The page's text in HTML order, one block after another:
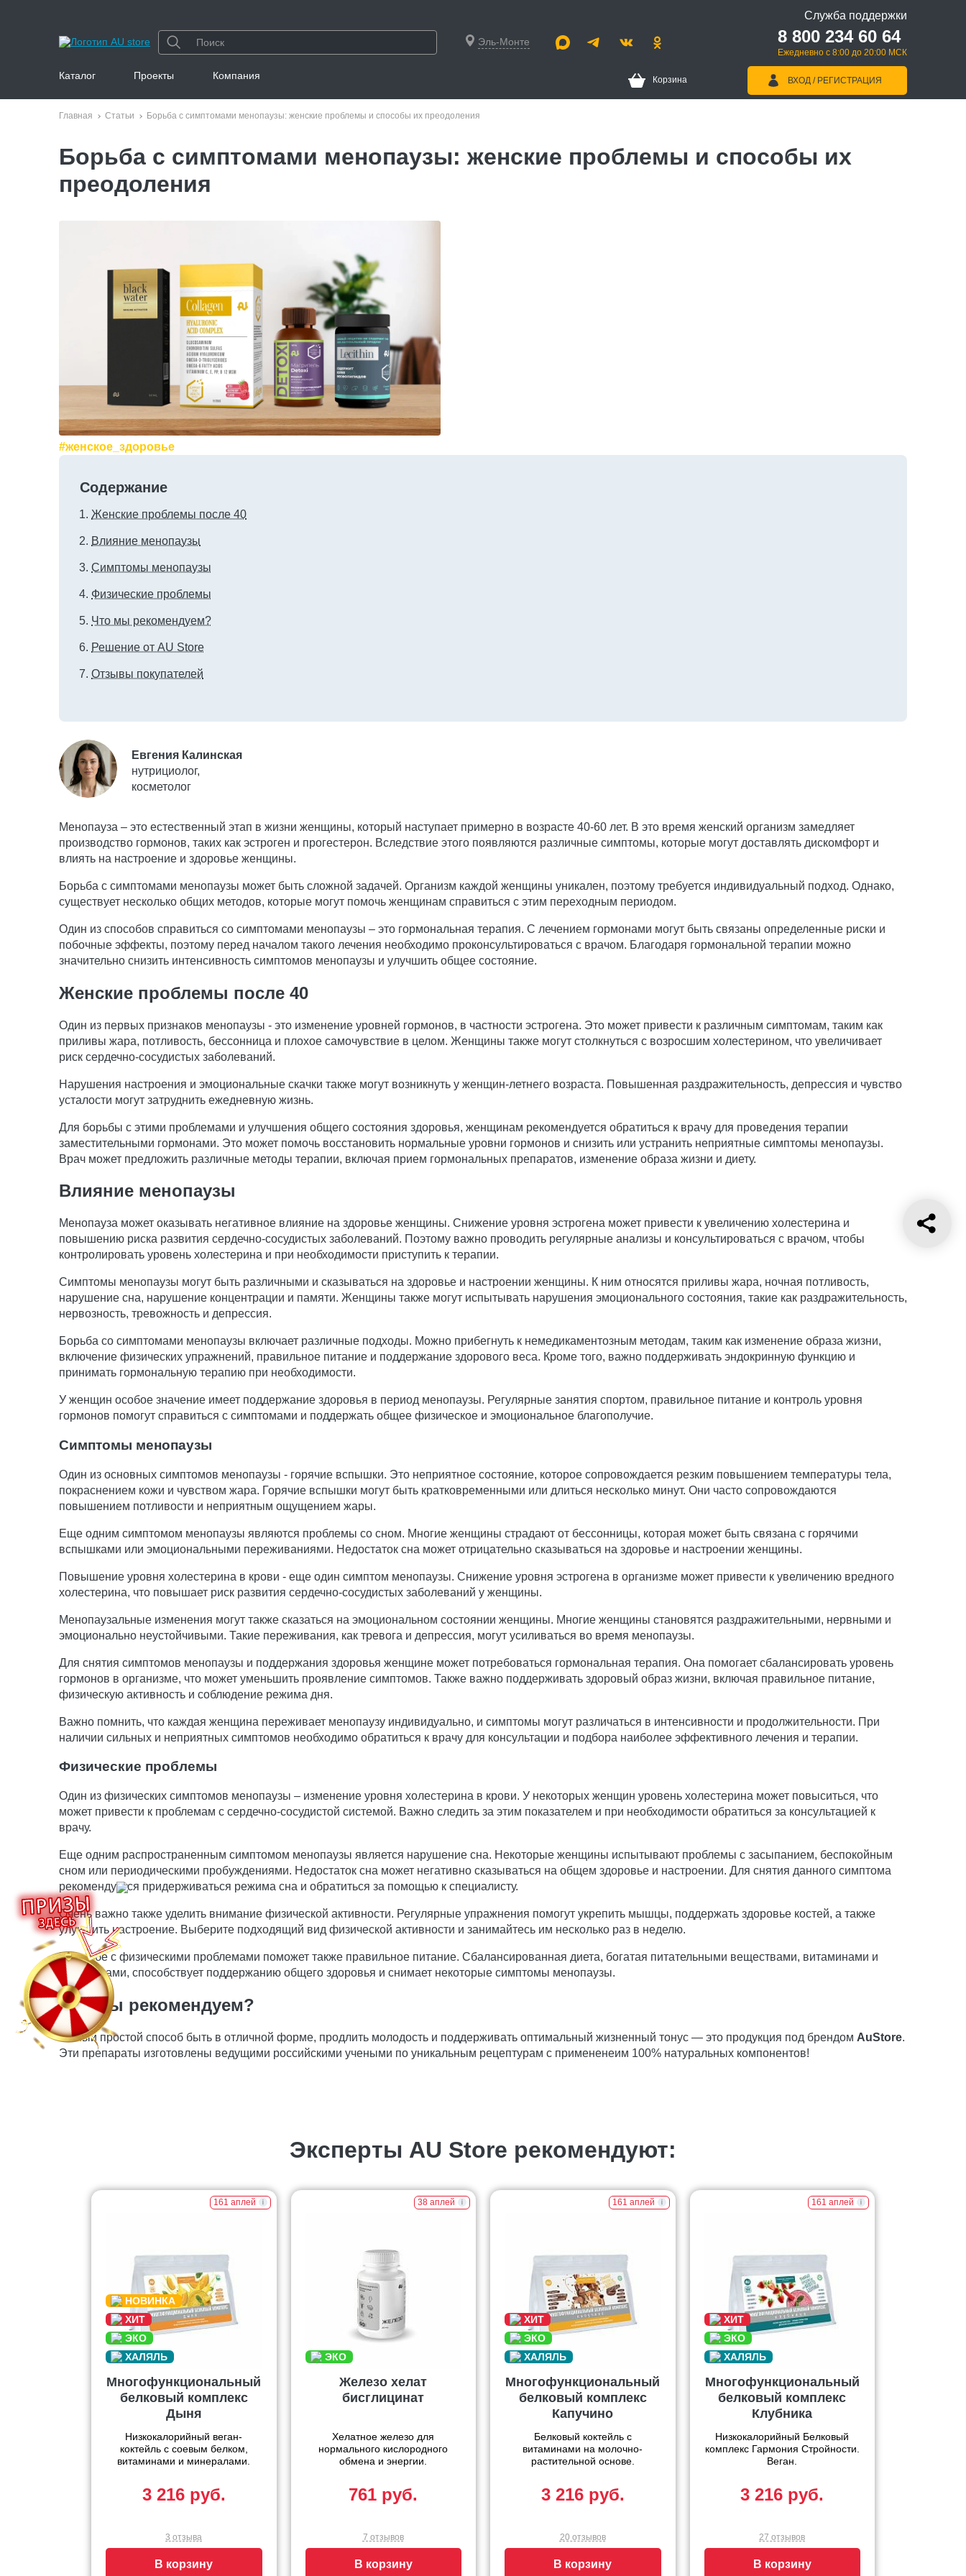
Эль-Монте
Служба поддержки
8 800 234 60 64
Ежедневно с 8:00 до 20:00 МСК
Каталог Проекты Компания Корзина ВХОД / РЕГИСТРАЦИЯ
Главная Статьи Борьба с симптомами менопаузы: женские проблемы и способы их преодоления
Борьба с симптомами менопаузы: женские проблемы и способы их
преодоления
#женское_здоровье
Содержание
Женские проблемы после 40
Влияние менопаузы
Симптомы менопаузы
Физические проблемы
Что мы рекомендуем?
Решение от AU Store
Отзывы покупателей
Евгения Калинская
нутрициолог,
косметолог
Менопауза – это естественный этап в жизни женщины, который наступает примерно в возрасте 40-60 лет. В это время женский организм замедляет
производство гормонов, таких как эстроген и прогестерон. Вследствие этого появляются различные симптомы, которые могут доставлять дискомфорт и
влиять на настроение и здоровье женщины.
Борьба с симптомами менопаузы может быть сложной задачей. Организм каждой женщины уникален, поэтому требуется индивидуальный подход. Однако,
существует несколько общих методов, которые могут помочь женщинам справиться с этим переходным периодом.
Один из способов справиться со симптомами менопаузы – это гормональная терапия. С лечением гормонами могут быть связаны определенные риски и
побочные эффекты, поэтому перед началом такого лечения необходимо проконсультироваться с врачом. Благодаря гормональной терапии можно
значительно снизить интенсивность симптомов менопаузы и улучшить общее состояние.
Женские проблемы после 40
Один из первых признаков менопаузы - это изменение уровней гормонов, в частности эстрогена. Это может привести к различным симптомам, таким как
приливы жара, потливость, бессонница и плохое самочувствие в целом. Женщины также могут столкнуться с возросшим холестерином, что увеличивает
риск сердечно-сосудистых заболеваний.
Нарушения настроения и эмоциональные скачки также могут возникнуть у женщин-летнего возраста. Повышенная раздражительность, депрессия и чувство
усталости могут затруднить ежедневную жизнь.
Для борьбы с этими проблемами и улучшения общего состояния здоровья, женщинам рекомендуется обратиться к врачу для проведения терапии
заместительными гормонами. Это может помочь восстановить нормальные уровни гормонов и снизить или устранить неприятные симптомы менопаузы.
Врач может предложить различные методы терапии, включая прием гормональных препаратов, изменение образа жизни и диету.
Влияние менопаузы
Менопауза может оказывать негативное влияние на здоровье женщины. Снижение уровня эстрогена может привести к увеличению холестерина и
повышению риска развития сердечно-сосудистых заболеваний. Поэтому важно проводить регулярные анализы и консультироваться с врачом, чтобы
контролировать уровень холестерина и при необходимости приступить к терапии.
Симптомы менопаузы могут быть различными и сказываться на здоровье и настроении женщины. К ним относятся приливы жара, ночная потливость,
нарушение сна, нарушение концентрации и памяти. Женщины также могут испытывать нарушения эмоционального состояния, такие как раздражительность,
нервозность, тревожность и депрессия.
Борьба со симптомами менопаузы включает различные подходы. Можно прибегнуть к немедикаментозным методам, таким как изменение образа жизни,
включение физических упражнений, правильное питание и поддержание здорового веса. Кроме того, важно поддерживать эндокринную функцию и
принимать гормональную терапию при необходимости.
У женщин особое значение имеет поддержание здоровья в период менопаузы. Регулярные занятия спортом, правильное питание и контроль уровня
гормонов помогут справиться с симптомами и поддержать общее физическое и эмоциональное благополучие.
Симптомы менопаузы
Один из основных симптомов менопаузы - горячие вспышки. Это неприятное состояние, которое сопровождается резким повышением температуры тела,
покраснением кожи и чувством жара. Горячие вспышки могут быть кратковременными или длиться несколько минут. Они часто сопровождаются
повышением потливости и неприятным ощущением жары.
Еще одним симптомом менопаузы являются проблемы со сном. Многие женщины страдают от бессонницы, которая может быть связана с горячими
вспышками или эмоциональными переживаниями. Недостаток сна может отрицательно сказываться на здоровье и настроении женщины.
Повышение уровня холестерина в крови - еще один симптом менопаузы. Снижение уровня эстрогена в организме может привести к увеличению вредного
холестерина, что повышает риск развития сердечно-сосудистых заболеваний у женщины.
Менопаузальные изменения могут также сказаться на эмоциональном состоянии женщины. Многие женщины становятся раздражительными, нервными и
эмоционально неустойчивыми. Такие переживания, как тревога и депрессия, могут усиливаться во время менопаузы.
Для снятия симптомов менопаузы и поддержания здоровья женщине может потребоваться гормональная терапия. Она помогает сбалансировать уровень
гормонов в организме, что может уменьшить проявление симптомов. Также важно поддерживать здоровый образ жизни, включая правильное питание,
физическую активность и соблюдение режима дня.
Важно помнить, что каждая женщина переживает менопаузу индивидуально, и симптомы могут различаться в интенсивности и продолжительности. При
наличии сильных и неприятных симптомов необходимо обратиться к врачу для консультации и подбора наиболее эффективного лечения и терапии.
Физические проблемы
Один из физических симптомов менопаузы – изменение уровня холестерина в крови. У некоторых женщин уровень холестерина может повыситься, что
может привести к проблемам с сердечно-сосудистой системой. Важно следить за этим показателем и при необходимости обратиться за консультацией к
врачу.
Еще одним распространенным симптомом менопаузы является нарушение сна. Некоторые женщины испытывают проблемы с засыпанием, беспокойным
сном или периодическими пробуждениями. Недостаток сна может негативно сказываться на общем здоровье и настроении. Для снятия данного симптома
рекомендуется придерживаться режима сна и обратиться за помощью к специалисту.
Очень важно также уделить внимание физической активности. Регулярные упражнения помогут укрепить мышцы, поддержать здоровье костей, а также
улучшить настроение. Выберите подходящий вид физической активности и занимайтесь им несколько раз в неделю.
В борьбе с физическими проблемами поможет также правильное питание. Сбалансированная диета, богатая питательными веществами, витаминами и
минералами, способствует поддержанию общего здоровья и снимает некоторые симптомы менопаузы.
Что мы рекомендуем?
Самый простой способ быть в отличной форме, продлить молодость и поддерживать оптимальный жизненный тонус — это продукция под брендом AuStore.
Эти препараты изготовлены ведущими российскими учеными по уникальным рецептурам с примененеим 100% натуральных компонентов!
Эксперты AU Store рекомендуют:
161 аплей
Многофункциональный
белковый комплекс
Дыня
Низкокалорийный веган-
коктейль с соевым белком,
витаминами и минералами.
3 216 руб.
3 отзыва
В корзину
38 аплей
Железо хелат
бисглицинат
Хелатное железо для
нормального кислородного
обмена и энергии.
761 руб.
7 отзывов
В корзину
161 аплей
Многофункциональный
белковый комплекс
Капучино
Белковый коктейль с
витаминами на молочно-
растительной основе.
3 216 руб.
20 отзывов
В корзину
161 аплей
Многофункциональный
белковый комплекс
Клубника
Низкокалорийный Белковый
комплекс Гармония Стройности.
Веган.
3 216 руб.
27 отзывов
В корзину